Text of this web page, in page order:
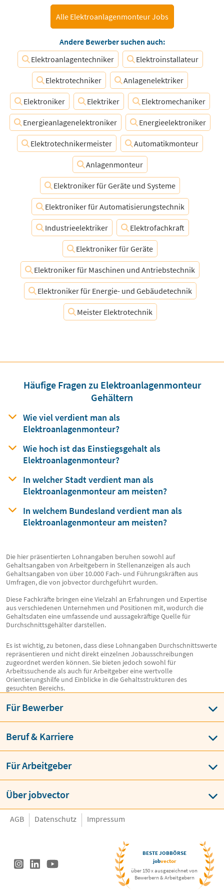
Alle Elektroanlagenmonteur Jobs
Andere Bewerber suchen auch:
Elektroanlagentechniker
Elektroinstallateur
Elektrotechniker Anlagenelektriker
Elektroniker Elektriker Elektromechaniker
Energieanlagenelektroniker Energieelektroniker
Elektrotechnikermeister Automatikmonteur
Anlagenmonteur
Elektroniker für Geräte und Systeme
Elektroniker für Automatisierungstechnik
Industrieelektriker Elektrofachkraft
Elektroniker für Geräte
Elektroniker für Maschinen und Antriebstechnik
Elektroniker für Energie- und Gebäudetechnik
Meister Elektrotechnik
Häufige Fragen zu Elektroanlagenmonteur
Gehältern
Wie viel verdient man als
Elektroanlagenmonteur?
Wie hoch ist das Einstiegsgehaltals
Elektroanlagenmonteur?
In welcher Stadt verdient man als
Elektroanlagenmonteur am meisten?
In welchem Bundesland verdient man als
Elektroanlagenmonteur am meisten?
Die hier präsentierten Lohnangaben beruhen sowohl auf
Gehaltsangaben von Arbeitgebern in Stellenanzeigen als auch
Gehaltsangaben von über 10.000 Fach- und Führungskräften aus
Umfragen, die von jobvector durchgeführt wurden.
Diese Fachkräfte bringen eine Vielzahl an Erfahrungen und Expertise
aus verschiedenen Unternehmen und Positionen mit, wodurch die
Gehaltsdaten eine umfassende und aussagekräftige Quelle für
Durchschnittsgehälter darstellen.
Es ist wichtig, zu betonen, dass diese Lohnangaben Durchschnittswerte
repräsentieren und nicht direkt einzelnen Jobausschreibungen
zugeordnet werden können. Sie bieten jedoch sowohl für
Arbeitssuchende als auch für Arbeitgeber eine wertvolle
Orientierungshilfe und Einblicke in die Gehaltsstrukturen des
gesuchten Bereichs.
Für Bewerber
Beruf & Karriere
Für Arbeitgeber
Über jobvector
AGB Datenschutz Impressum
BESTE JOBBÖRSE
jobvector
über 150 x ausgezeichnet von
Bewerbern & Arbeitgebern